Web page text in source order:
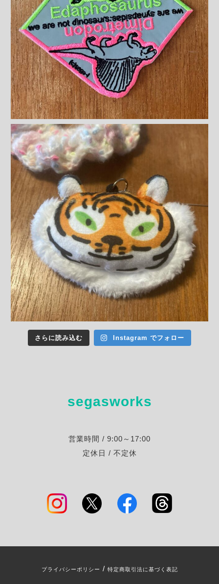
segasworks
営業時間 / 9:00～17:00
定休日 / 不定休
さらに読み込む Instagram でフォロー
プライバシーポリシー / 特定商取引法に基づく表記